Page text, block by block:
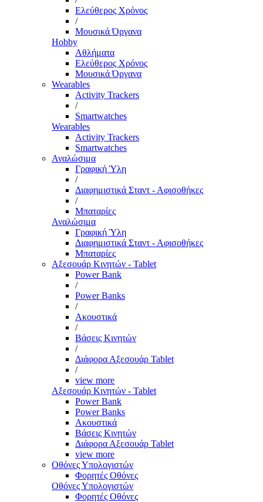
Ελεύθερος Χρόνος
/
Μουσικά Όργανα
Hobby
Αθλήματα
Ελεύθερος Χρόνος
Μουσικά Όργανα
Wearables
Activity Trackers
/
Smartwatches
Wearables
Activity Trackers
Smartwatches
Αναλώσιμα
Γραφική Ύλη
/
Διαφημιστικά Σταντ - Αφισοθήκες
/
Μπαταρίες
Αναλώσιμα
Γραφική Ύλη
Διαφημιστικά Σταντ - Αφισοθήκες
Μπαταρίες
Αξεσουάρ Κινητών - Tablet
Power Bank
/
Power Banks
/
Ακουστικά
/
Βάσεις Κινητών
/
Διάφορα Αξεσουάρ Tablet
/
view more
Αξεσουάρ Κινητών - Tablet
Power Bank
Power Banks
Ακουστικά
Βάσεις Κινητών
Διάφορα Αξεσουάρ Tablet
view more
Οθόνες Υπολογιστών
Φορητές Οθόνες
Οθόνες Υπολογιστών
Φορητές Οθόνες